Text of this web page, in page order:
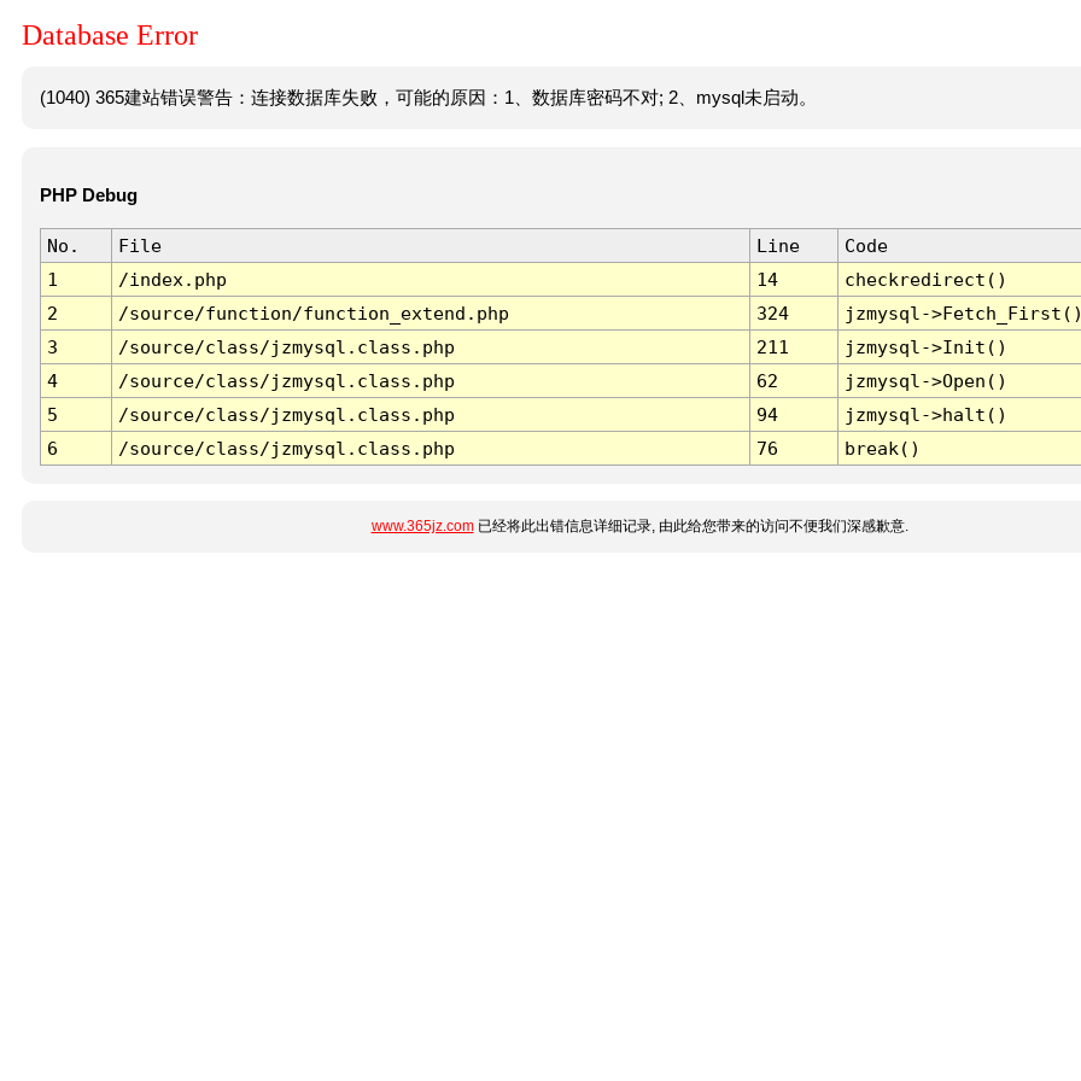
Database Error
(1040) 365建站错误警告：连接数据库失败，可能的原因：1、数据库密码不对; 2、mysql未启动。
PHP Debug
No. File Line
Code
1
/index.php 14
checkredirect()
2
/source/function/function_extend.php 324
jzmysql-
3
/source/class/jzmysql.class.php 211
jzmysql->Init()
4
/source/class/jzmysql.class.php 62
jzmysql->Open()
5
/source/class/jzmysql.class.php 94
jzmysql->halt()
6
/source/class/jzmysql.class.php 76 break()
www.365jz.com已经将此出错信息详细记录, 由此给您带来的访问不便我们深感歉意.